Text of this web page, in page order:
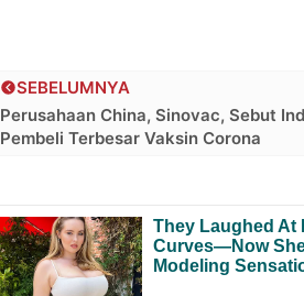
SEBELUMNYA
Perusahaan China, Sinovac, Sebut
Pembeli Terbesar Vaksin Corona